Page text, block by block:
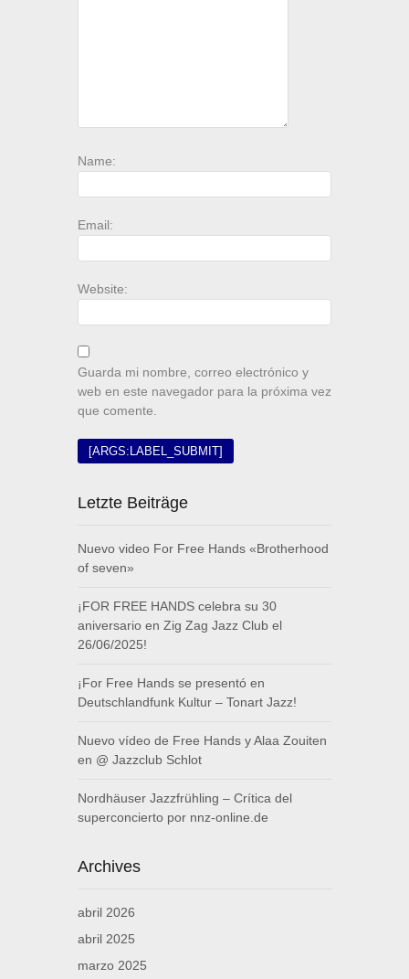
Name:
Email:
Website:
Guarda mi nombre, correo electrónico y
web en este navegador para la próxima vez
que comente.
Letzte Beiträge
Nuevo video For Free Hands «Brotherhood
of seven»
¡FOR FREE HANDS celebra su 30
aniversario en Zig Zag Jazz Club el
26/06/2025!
¡For Free Hands se presentó en
Deutschlandfunk Kultur – Tonart Jazz!
Nuevo vídeo de Free Hands y Alaa Zouiten
en @ Jazzclub Schlot
Nordhäuser Jazzfrühling – Crítica del
superconcierto por nnz-online.de
Archives
abril 2026
abril 2025
marzo 2025